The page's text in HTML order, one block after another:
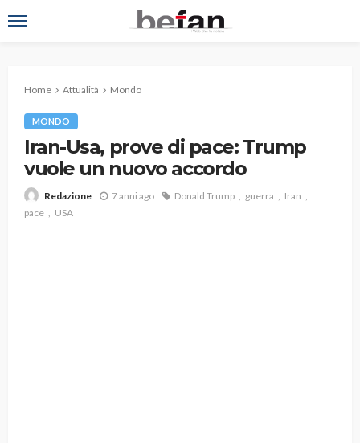
Home Attualità Mondo
MONDO
Iran-Usa, prove di pace: Trump
vuole un nuovo accordo
Redazione 7 anni ago Donald Trump guerra
Iran
pace
USA